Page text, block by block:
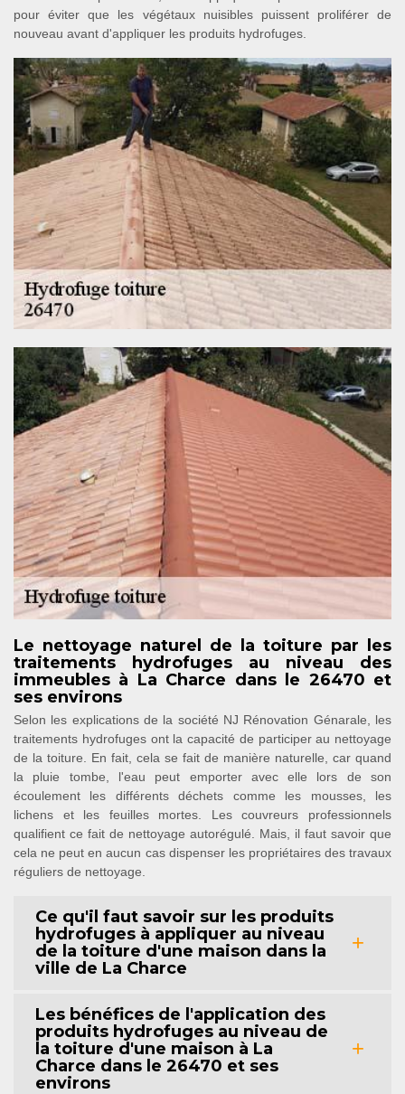
pour éviter que les végétaux nuisibles puissent proliférer de
nouveau avant d'appliquer les produits hydrofuges.
Le nettoyage naturel de la toiture par les
traitements hydrofuges au niveau des
immeubles à La Charce dans le 26470 et
ses environs
Selon les explications de la société NJ Rénovation Génarale, les
traitements hydrofuges ont la capacité de participer au nettoyage
de la toiture. En fait, cela se fait de manière naturelle, car quand
la pluie tombe, l'eau peut emporter avec elle lors de son
écoulement les différents déchets comme les mousses, les
lichens et les feuilles mortes. Les couvreurs professionnels
qualifient ce fait de nettoyage autorégulé. Mais, il faut savoir que
cela ne peut en aucun cas dispenser les propriétaires des travaux
réguliers de nettoyage.
Ce qu'il faut savoir sur les produits
hydrofuges à appliquer au niveau
de la toiture d'une maison dans la
ville de La Charce
Les bénéfices de l'application des
produits hydrofuges au niveau de
la toiture d'une maison à La
Charce dans le 26470 et ses
environs